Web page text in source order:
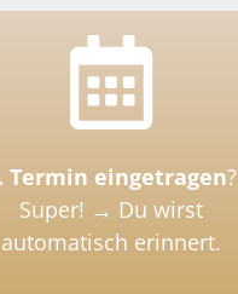
Termin eingetragen?
Super! → Du wirst
automatisch erinnert.